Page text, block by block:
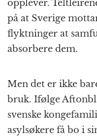
opplever.
på at Sverige
flyktninger at
absorbere dem.
Men det er ikke
bruk. Ifølge
svenske
asylsøkere få bo i